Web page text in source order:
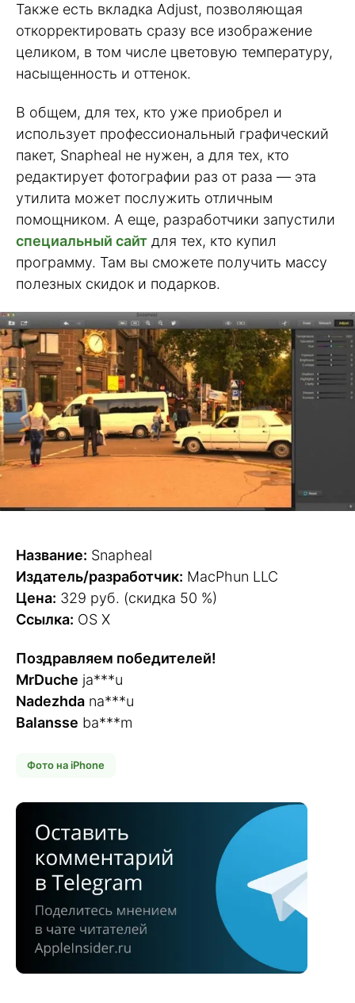
Также есть вкладка Adjust, позволяющая
откорректировать сразу все изображение
целиком, в том числе цветовую температуру,
насыщенность и оттенок.
В общем, для тех, кто уже приобрел и
использует профессиональный графический
пакет, Snapheal не нужен, а для тех, кто
редактирует фотографии раз от раза — эта
утилита может послужить отличным
помощником. А еще, разработчики запустили
специальный сайт для тех, кто купил
программу. Там вы сможете получить массу
полезных скидок и подарков.
Название: Snapheal
Издатель/разработчик: MacPhun LLC
Цена: 329 руб. (скидка 50 %)
Ссылка: OS X
Поздравляем победителей!
MrDuche ja***u
Nadezhda na***u
Balansse ba***m
Фото на iPhone